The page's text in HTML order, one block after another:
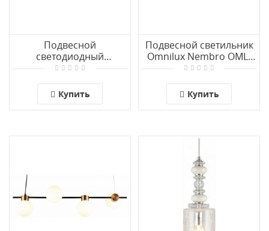
Подвесной
светодиодный
светильник Omnilux
Купить
Подвесной светильник
Omnilux Nembro OML-
59503-06
Купить